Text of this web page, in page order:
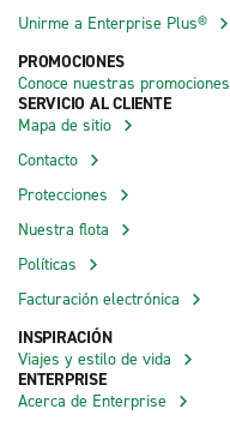
Unirme a Enterprise Plus®
PROMOCIONES
Conoce nuestras promociones
SERVICIO AL CLIENTE
Mapa de sitio
Contacto
Protecciones
Nuestra flota
Políticas
Facturación electrónica
INSPIRACIÓN
Viajes y estilo de vida
ENTERPRISE
Acerca de Enterprise